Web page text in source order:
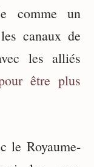
comme un
canaux de
les alliés
être plus
le Royaume-